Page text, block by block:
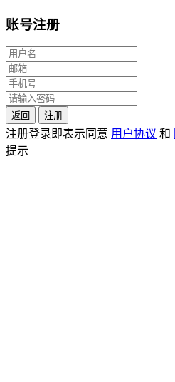
账号注册
返回 注册
注册登录即表示同意 用户协议 和
提示